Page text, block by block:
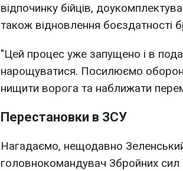
відпочинку бійців,
також відновлення боєздатності
"Цей процес уже запущено і в
нарощуватися. Посилюємо
нищити ворога та наближати
Перестановки в ЗСУ
Нагадаємо, нещодавно
головнокомандувач Збройних